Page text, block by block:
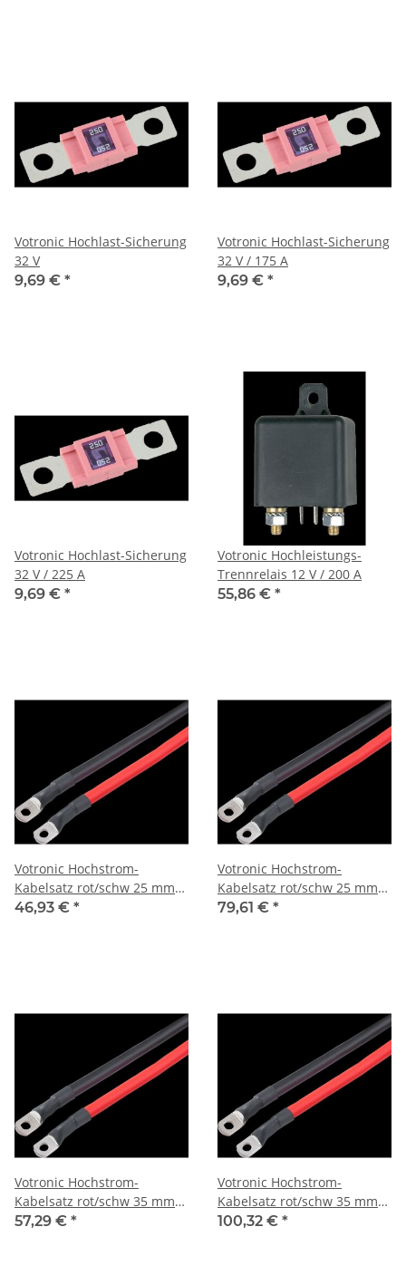
Votronic Hochlast-Sicherung
32 V
9,69 € *
Votronic Hochlast-Sicherung
32 V / 175 A
9,69 € *
Votronic Hochlast-Sicherung
32 V / 225 A
9,69 € *
Votronic Hochleistungs-
Trennrelais 12 V / 200 A
55,86 € *
Votronic Hochstrom-
Kabelsatz rot/schw 25 mm²,
1 m lang für Inverter
46,93 € *
Votronic Hochstrom-
Kabelsatz rot/schw 25 mm²,
2 m lang für Inverter
79,61 € *
Votronic Hochstrom-
Kabelsatz rot/schw 35 mm²,
1 m lang für Inverter
57,29 € *
Votronic Hochstrom-
Kabelsatz rot/schw 35 mm²,
2 m lang für Inverter
100,32 € *